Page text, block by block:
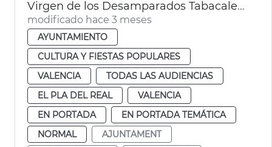
Virgen de los Desamparados Tabacalera València
modificado hace 3 meses
AYUNTAMIENTO
CULTURA Y FIESTAS POPULARES
VALENCIA
TODAS LAS AUDIENCIAS
EL PLA DEL REAL
VALENCIA
EN PORTADA
EN PORTADA TEMÁTICA
NORMAL
AJUNTAMENT